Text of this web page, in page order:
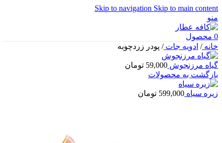
Skip to navigation Skip to main content
منو
0 محصول
خانه/ ادویه جات/ پودر زردچوبه
گیاه مرزنجوش 59,000 تومان
بازگشت به محصولات
زیره سیاه 599,000 تومان